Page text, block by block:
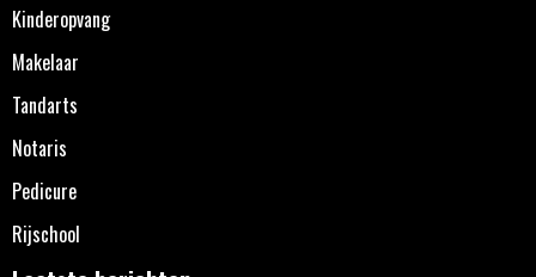
Kinderopvang
Makelaar
Tandarts
Notaris
Pedicure
Rijschool